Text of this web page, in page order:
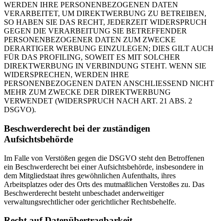
WERDEN IHRE PERSONENBEZOGENEN DATEN
VERARBEITET, UM DIREKTWERBUNG ZU BETREIBEN,
SO HABEN SIE DAS RECHT, JEDERZEIT WIDERSPRUCH
GEGEN DIE VERARBEITUNG SIE BETREFFENDER
PERSONENBEZOGENER DATEN ZUM ZWECKE
DERARTIGER WERBUNG EINZULEGEN; DIES GILT AUCH
FÜR DAS PROFILING, SOWEIT ES MIT SOLCHER
DIREKTWERBUNG IN VERBINDUNG STEHT. WENN SIE
WIDERSPRECHEN, WERDEN IHRE
PERSONENBEZOGENEN DATEN ANSCHLIESSEND NICHT
MEHR ZUM ZWECKE DER DIREKTWERBUNG
VERWENDET (WIDERSPRUCH NACH ART. 21 ABS. 2
DSGVO).
Beschwerderecht bei der zuständigen
Aufsichtsbehörde
Im Falle von Verstößen gegen die DSGVO steht den Betroffenen
ein Beschwerderecht bei einer Aufsichtsbehörde, insbesondere in
dem Mitgliedstaat ihres gewöhnlichen Aufenthalts, ihres
Arbeitsplatzes oder des Orts des mutmaßlichen Verstoßes zu. Das
Beschwerderecht besteht unbeschadet anderweitiger
verwaltungsrechtlicher oder gerichtlicher Rechtsbehelfe.